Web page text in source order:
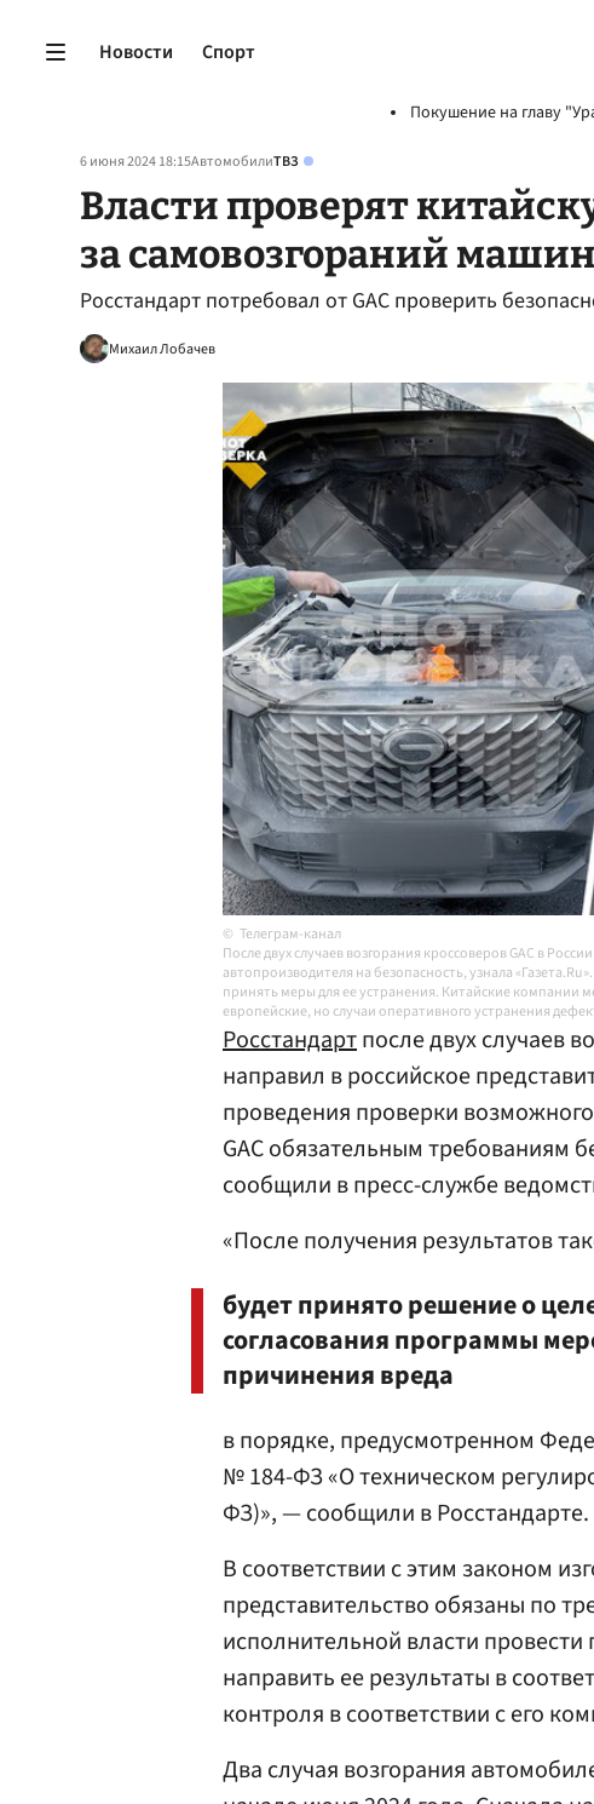
Новости Спорт
Покушение на главу
6 июня 2024 18:15АвтомобилиТВЗ
Власти проверят
за самовозгораний
Росстандарт потребовал от GAC проверить
Михаил Лобачев
Телеграм-канал
После двух случаев возгорания кроссоверов GAC в
автопроизводителя на безопасность, узнала
принять меры для ее устранения. Китайские
европейские, но случаи оперативного устранения
Росстандартпосле двух случаев
направил в российское
проведения проверки
GAC обязательным требованиям
сообщили в пресс-службе
«После получения результатов
будет принято решение о
согласования программы
причинения вреда
в порядке, предусмотренном
№ 184-ФЗ «О техническом
ФЗ)», — сообщили в Росстандарте.
В соответствии с этим законом
представительство обязаны по
исполнительной власти
направить ее результаты в
контроля в соответствии с его
Два случая возгорания